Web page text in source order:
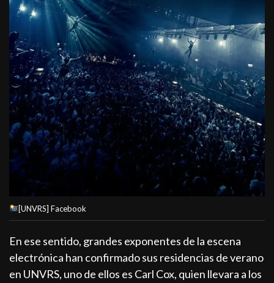
[UNVRS] Facebook
En ese sentido, grandes exponentes de la escena
electrónica han confirmado sus residencias de verano
en UNVRS, uno de ellos es Carl Cox, quien llevara a los